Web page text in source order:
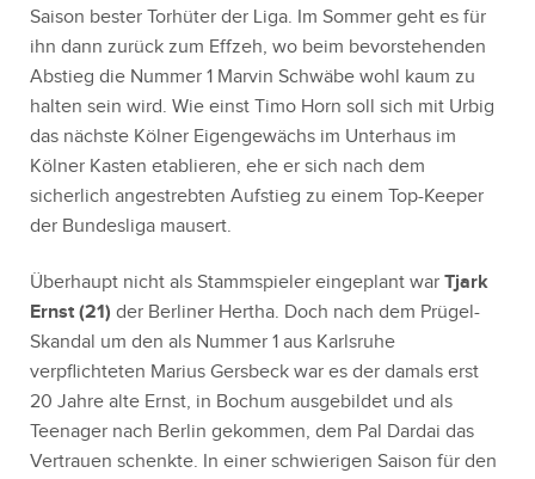
Saison bester Torhüter der Liga. Im Sommer geht es für
ihn dann zurück zum Effzeh, wo beim bevorstehenden
Abstieg die Nummer 1 Marvin Schwäbe wohl kaum zu
halten sein wird. Wie einst Timo Horn soll sich mit Urbig
das nächste Kölner Eigengewächs im Unterhaus im
Kölner Kasten etablieren, ehe er sich nach dem
sicherlich angestrebten Aufstieg zu einem Top-Keeper
der Bundesliga mausert.
Überhaupt nicht als Stammspieler eingeplant war Tjark
Ernst (21) der Berliner Hertha. Doch nach dem Prügel-
Skandal um den als Nummer 1 aus Karlsruhe
verpflichteten Marius Gersbeck war es der damals erst
20 Jahre alte Ernst, in Bochum ausgebildet und als
Teenager nach Berlin gekommen, dem Pal Dardai das
Vertrauen schenkte. In einer schwierigen Saison für den